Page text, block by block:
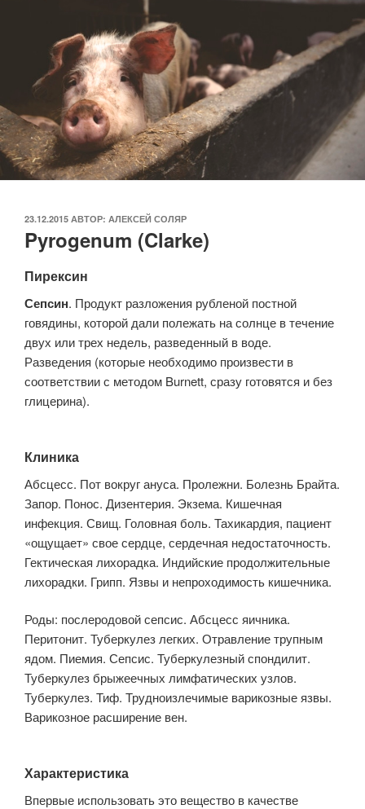
ОПУБЛИКОВАНО
23.12.2015 АВТОР: АЛЕКСЕЙ СОЛЯР
Pyrogenum (Clarke)
Пирексин
Сепсин. Продукт разложения рубленой постной
говядины, которой дали полежать на солнце в течение
двух или трех недель, разведенный в воде.
Разведения (которые необходимо произвести в
соответствии с методом Burnett, сразу готовятся и без
глицерина).
Клиника
Абсцесс. Пот вокруг ануса. Пролежни. Болезнь Брайта.
Запор. Понос. Дизентерия. Экзема. Кишечная
инфекция. Свищ. Головная боль. Тахикардия, пациент
«ощущает» свое сердце, сердечная недостаточность.
Гектическая лихорадка. Индийские продолжительные
лихорадки. Грипп. Язвы и непроходимость кишечника.
Роды: послеродовой сепсис. Абсцесс яичника.
Перитонит. Туберкулез легких. Отравление трупным
ядом. Пиемия. Сепсис. Туберкулезный спондилит.
Туберкулез брыжеечных лимфатических узлов.
Туберкулез. Тиф. Трудноизлечимые варикозные язвы.
Варикозное расширение вен.
Характеристика
Впервые использовать это вещество в качестве